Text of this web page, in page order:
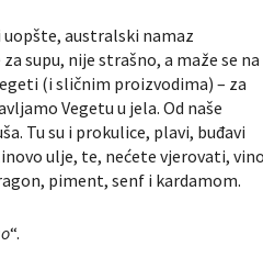
australski namaz
supu, nije strašno, a maže se na
(i sličnim proizvodima) – za
Vegetu u jela. Od naše
Tu su i prokulice, plavi, buđavi
ulje, te, nećete vjerovati,
piment, senf i kardamom.
“.